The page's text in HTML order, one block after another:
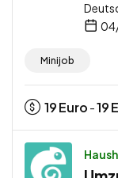
Minijob
19Euro -19